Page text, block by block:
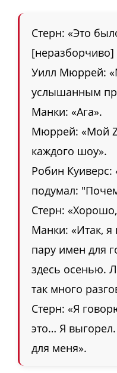
Стерн: «Это
[неразборчиво]
Уилл Мюррей:
услышанным
Манки: «Ага».
Мюррей: «Мой
каждого шоу».
Робин Куиверс:
подумал:
Стерн:
Манки: «Итак, я
пару имен для
здесь осенью.
так много
Стерн: «Я
это… Я
для меня».